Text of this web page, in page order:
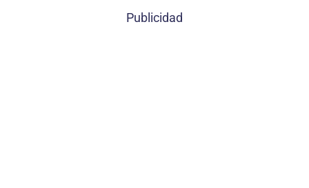
Publicidad